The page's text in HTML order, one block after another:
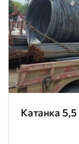
Катанка